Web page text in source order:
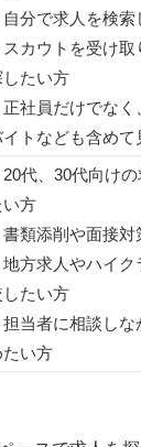
自分で求人を検
スカウトを受け
したい方
正社員だけでな
イトなども含めて
20代、30代向け
い方
書類添削や面接
地方求人やハイ
したい方
担当者に相談し
たい方